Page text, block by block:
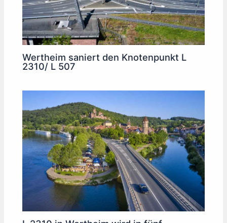
Wertheim saniert den Knotenpunkt L
2310/ L 507